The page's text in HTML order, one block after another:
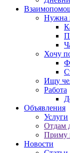
Нужна
Хочу
Ищу
Работа
Объявления
Услуги
Отдам
Приму
Новости